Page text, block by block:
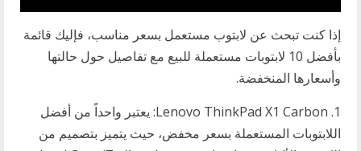
إذا كنت تبحث عن لابتوب مستعمل بسعر مناسب، فإليك قائمة
بأفضل 10 لابتوبات مستعملة للبيع مع تفاصيل حول حالتها
وأسعارها المنخفضة.
1. Lenovo ThinkPad X1 Carbon: يعتبر واحداً من أفضل
اللابتوبات المستعملة بسعر مخفض، حيث يتميز بتصميم من